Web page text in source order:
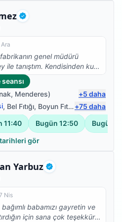
Doğrulanmış
Ara
fabrikanın genel müdürü
ile tanıştım. Kendisinden kuru
bile ağrılarımı hafifletti
ile herkese tavsiye
, Menderes) +5 daha
, Bel Fıtığı, Boyun Fıtığı ,Omuz Bağ
+75 daha
11:40 Bugün 12:50 Bugün
gör
Yarbuz Doğrulanmış
Nis
babamızı gayretin ve
için sana çok teşekkür